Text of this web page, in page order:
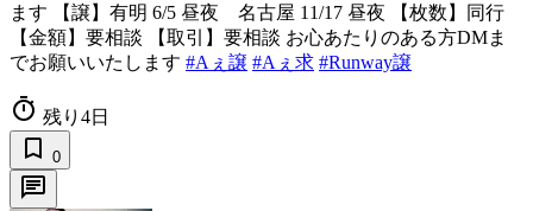
ます 【譲】有明 6/5 昼夜 名古屋 11/17 昼夜 【枚数】同行
【金額】要相談 【取引】要相談 お心あたりのある方DMま
でお願いいたします #Aぇ譲 #Aぇ求 #Runway譲
timer 残り4日
bookmark_border 0
chat